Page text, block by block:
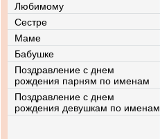
Любимому
Сестре
Маме
Бабушке
Поздравление с днем
рождения парням по именам
Поздравление с днем
рождения девушкам по именам